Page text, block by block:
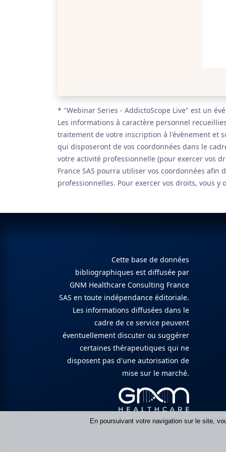
* "Webinar Series - AddictoScope Live" est un
Les informations à caractère personnel
traitement de votre inscription à l'évènement et
qui disposeront de vos coordonnées dans le
votre activité professionnelle (pour exercer vos
France SAS pourra utiliser vos coordonnées
professionnelles. Pour exercer vos droits, vous
Cette base de données
bibliographiques est diffusée par
GNM Healthcare Consulting France
SAS en toute indépendance éditoriale.
Les informations diffusées dans le
cadre de ce service peuvent
éventuellement discuter ou suggérer
certaines thérapeutiques qui ne
disposent pas d'une autorisation de
mise sur le marché.
En poursuivant votre navigation sur le site,